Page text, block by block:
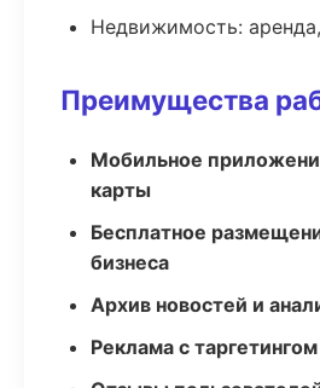
Недвижимость:
Преимущества
Мобильное
карты
Бесплатное
бизнеса
Архив новостей и
Реклама с